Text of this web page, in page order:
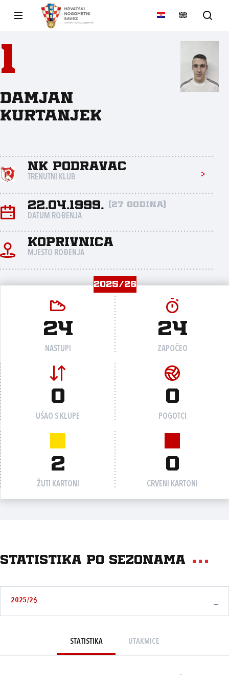
1
Damjan
Kurtanjek
NK Podravac
TRENUTNI KLUB
22.04.1999. (27 godina)
DATUM ROĐENJA
Koprivnica
MJESTO ROĐENJA
2025/26
24
NASTUPI
24
ZAPOČEO
0
UŠAO S KLUPE
0
POGOTCI
2
ŽUTI KARTONI
0
CRVENI KARTONI
Statistika po sezonama
2025/26
STATISTIKA UTAKMICE